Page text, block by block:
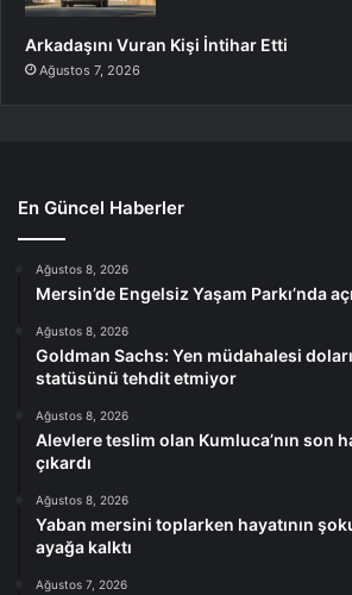
Arkadaşını Vuran Kişi İntihar Etti
Ağustos 7, 2026
En Güncel Haberler
Ağustos 8, 2026
Mersin’de Engelsiz Yaşam Parkı’nda
Ağustos 8, 2026
Goldman Sachs: Yen müdahalesi
statüsünü tehdit etmiyor
Ağustos 8, 2026
Alevlere teslim olan Kumluca’nın son
çıkardı
Ağustos 8, 2026
Yaban mersini toplarken hayatının
ayağa kalktı
Ağustos 7, 2026